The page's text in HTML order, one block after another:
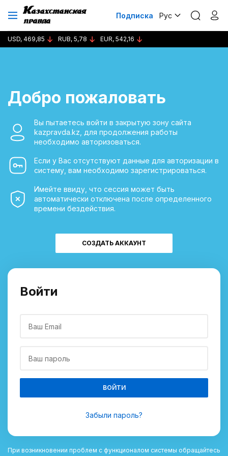
Подписка Рус
USD, 469,85 RUB, 5,78 EUR, 542,16
Добро пожаловать
Вы пытаетесь войти в закрытую зону сайта
kazpravda.kz, для продолжения работы
необходимо авторизоваться.
Если у Вас отсутствуют данные для авторизации в
систему, вам необходимо зарегистрироваться.
Имейте ввиду, что сессия может быть
автоматически отключена после определенного
времени бездействия.
СОЗДАТЬ АККАУНТ
Войти
ВОЙТИ
Забыли пароль?
При возникновении проблем с функционалом системы обращайтесь